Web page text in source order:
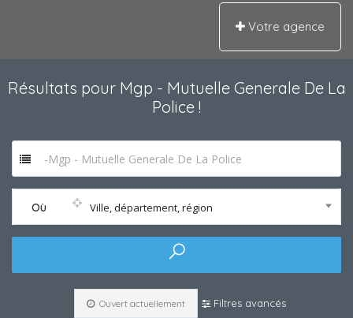
Votre agence
Résultats pour Mgp - Mutuelle Generale De La
Police !
-Mgp - Mutuelle Generale De La Police
Où Ville, département, région
Ouvert actuellement Filtres avancés